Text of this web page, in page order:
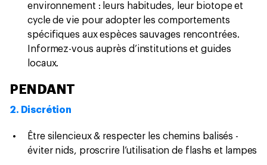
environnement : leurs habitudes, leur biotope et
cycle de vie pour adopter les comportements
spécifiques aux espèces sauvages rencontrées.
Informez-vous auprès d’institutions et guides
locaux.
PENDANT
2. Discrétion
Être silencieux & respecter les chemins balisés -
éviter nids, proscrire l’utilisation de flashs et lampes